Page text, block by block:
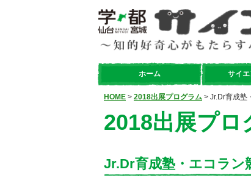
ホーム サイ
HOME > 2018出展プログラム > Jr.Dr育成塾
2018出展プロ
Jr.Dr育成塾・エコラン